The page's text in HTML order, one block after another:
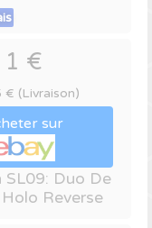
1 €
€ (Livraison)
sur
SL09: Duo De
Reverse